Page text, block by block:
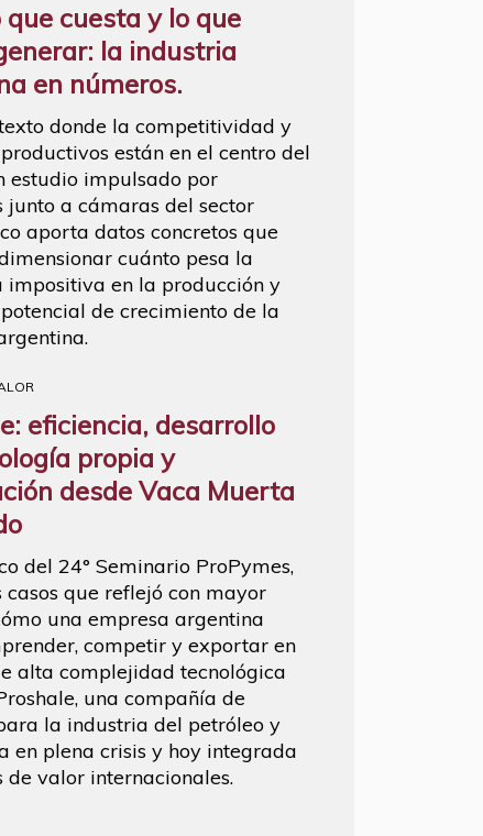
que cuesta y lo que
la industria
en números.
donde la competitividad y
están en el centro del
estudio impulsado por
junto a cámaras del sector
aporta datos concretos que
cuánto pesa la
impositiva en la producción y
de crecimiento de la
eficiencia, desarrollo
propia y
desde Vaca Muerta
del 24° Seminario ProPymes,
casos que reflejó con mayor
una empresa argentina
competir y exportar en
alta complejidad tecnológica
una compañía de
la industria del petróleo y
en plena crisis y hoy integrada
de valor internacionales.